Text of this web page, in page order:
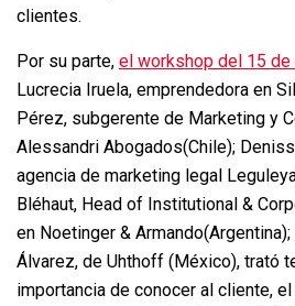
clientes.
Por su parte, el workshop del 15 de
Lucrecia Iruela, emprendedora en
Pérez, subgerente de Marketing y
Alessandri Abogados(Chile);
agencia de marketing legal
Bléhaut, Head of Institutional &
en Noetinger &
Álvarez, de Uhthoff (México), trató
importancia de conocer al cliente,